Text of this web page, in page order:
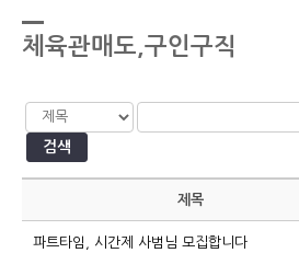
체육관매도,구인구직
검색
제목
파트타임, 시간제 사범님 모집합니다